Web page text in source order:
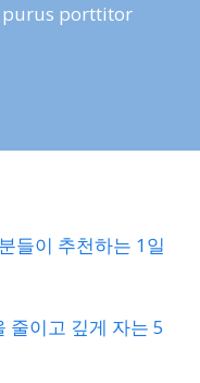
purus porttitor
들이 추천하는 1일
줄이고 깊게 자는 5